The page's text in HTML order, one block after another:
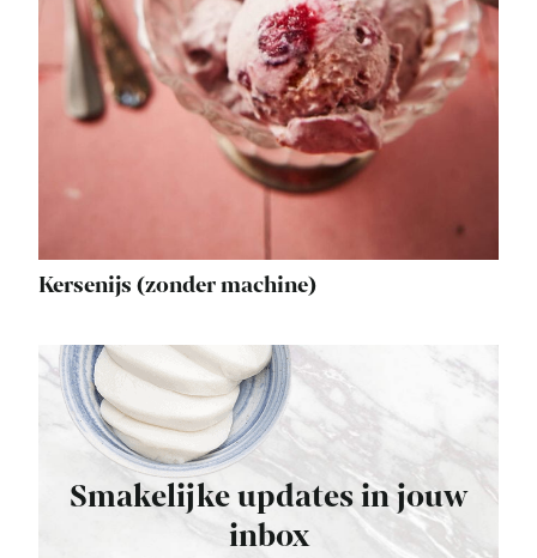
Kersenijs (zonder machine)
Smakelijke updates in jouw
inbox